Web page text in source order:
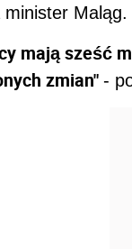
minister Maląg.
mają sześć
zmian" -